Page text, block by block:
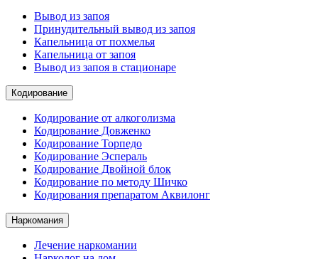
Вывод из запоя
Принудительный вывод из запоя
Капельница от похмелья
Капельница от запоя
Вывод из запоя в стационаре
Кодирование
Кодирование от алкоголизма
Кодирование Довженко
Кодирование Торпедо
Кодирование Эспераль
Кодирование Двойной блок
Кодирование по методу Шичко
Кодирования препаратом Аквилонг
Наркомания
Лечение наркомании